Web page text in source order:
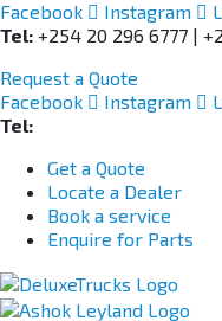
Facebook Instagram
Tel: +254 20 296 6777 |
Request a Quote
Facebook
Instagram
Tel:
Get a Quote
Locate a Dealer
Book a service
Enquire for Parts